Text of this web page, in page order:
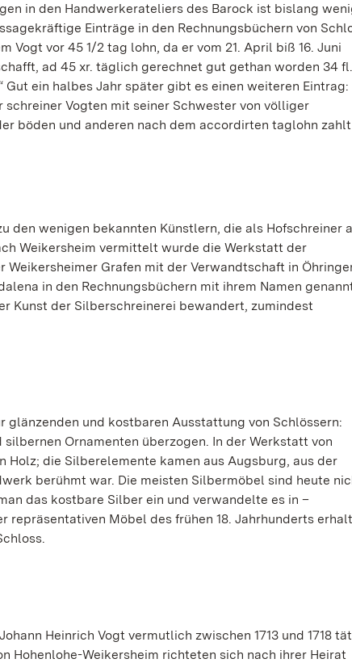
in den Handwerkerateliers des Barock ist bislang
Einträge in den Rechnungsbüchern von
Vogt vor 45 1/2 tag lohn, da er vom 21. April biß 16. Juni
ad 45 xr. täglich gerechnet gut gethan worden 34 fl.
ein halbes Jahr später gibt es einen weiteren Eintrag:
schreiner Vogten mit seiner Schwester von völliger
böden und anderen nach dem accordirten taglohn zahlt
den wenigen bekannten Künstlern, die als Hofschreiner
Weikersheim vermittelt wurde die Werkstatt der
Grafen mit der Verwandtschaft in
in den Rechnungsbüchern mit ihrem Namen
Kunst der Silberschreinerei bewandert, zumindest
glänzenden und kostbaren Ausstattung von Schlössern:
Ornamenten überzogen. In der Werkstatt von
Holz; die Silberelemente kamen aus Augsburg, aus der
berühmt war. Die meisten Silbermöbel sind heute
das kostbare Silber ein und verwandelte es in –
repräsentativen Möbel des frühen 18. Jahrhunderts
Heinrich Vogt vermutlich zwischen 1713 und 1718
Hohenlohe-Weikersheim richteten sich nach ihrer Heirat